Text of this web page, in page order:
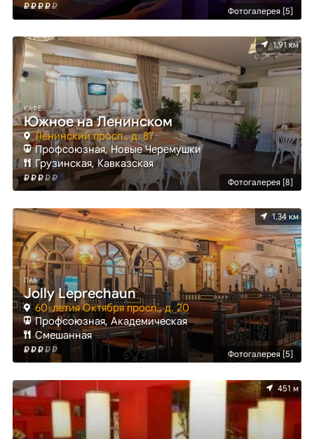
Фотогалерея [5]
Фотогалерея [8]
1.91 км
КАФЕ
Южное на Ленинском
Ленинский просп., д. 87
Профсоюзная, Новые Черемушки
Грузинская, Кавказская
Фотогалерея [5]
1.34 км
ПАБ
Jolly Leprechaun
60-летия Октября просп., д. 20
Профсоюзная, Академическая
Смешанная
451 м